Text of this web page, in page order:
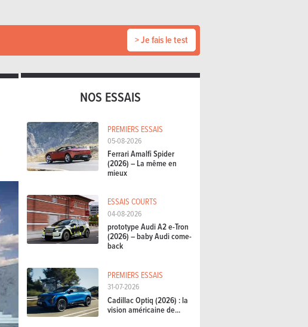
> Je fais le test
NOS ESSAIS
PREMIERS ESSAIS
05-08-2026
Ferrari Amalfi Spider
(2026) – La même en
mieux
ESSAIS COURTS
04-08-2026
prototype Audi A2 e-Tron
(2026) – baby Audi come-
back
PREMIERS ESSAIS
31-07-2026
Cadillac Optiq (2026) : la
vision américaine de...